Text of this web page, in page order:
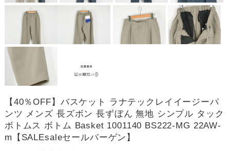
【40％OFF】バスケット ラナテックレイイージーパ
ンツ メンズ 長ズボン 長ずぼん 無地 シンプル タック
ボトムス ボトム Basket 1001140 BS222-MG 22AW-
m【SALEsaleセールバーゲン】